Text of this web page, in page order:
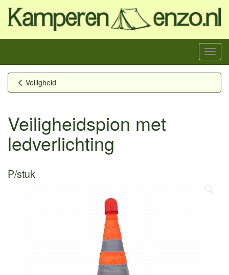
Menu
Veiligheid
Veiligheidspion met
ledverlichting
P/stuk